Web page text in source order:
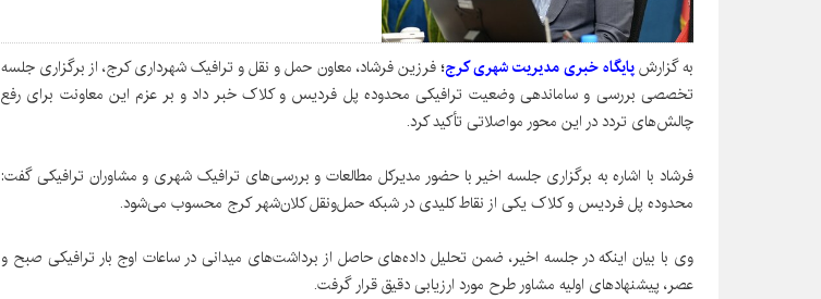
به گزارشپایگاه خبری مدیریت شهری کرج؛فرزین فرشاد، معاون حمل و نقل و ترافیک شهرداری کرج، از برگزاری جلسه
تخصصی بررسی و ساماندهی وضعیت ترافیکی محدوده پل فردیس و کلاک خبر داد و بر عزم این معاونت برای رفع
چالش‌های تردد در این محور مواصلاتی تأکید کرد.
فرشاد با اشاره به برگزاری جلسه اخیر با حضور مدیرکل مطالعات و بررسی‌های ترافیک شهری و مشاوران ترافیکی گفت:
محدوده پل فردیس و کلاک یکی از نقاط کلیدی در شبکه حمل‌ونقل کلان‌شهر کرج محسوب می‌شود.
وی با بیان اینکه در جلسه اخیر، ضمن تحلیل داده‌های حاصل از برداشت‌های میدانی در ساعات اوج بار ترافیکی صبح و
عصر، پیشنهادهای اولیه مشاور طرح مورد ارزیابی دقیق قرار گرفت.